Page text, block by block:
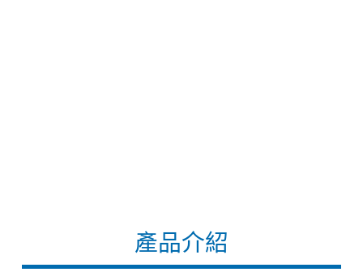
產品介紹